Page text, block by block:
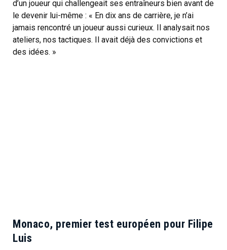
d’un joueur qui challengeait ses entraîneurs bien avant de
le devenir lui-même : « En dix ans de carrière, je n’ai
jamais rencontré un joueur aussi curieux. Il analysait nos
ateliers, nos tactiques. Il avait déjà des convictions et
des idées. »
Monaco, premier test européen pour Filipe
Luis